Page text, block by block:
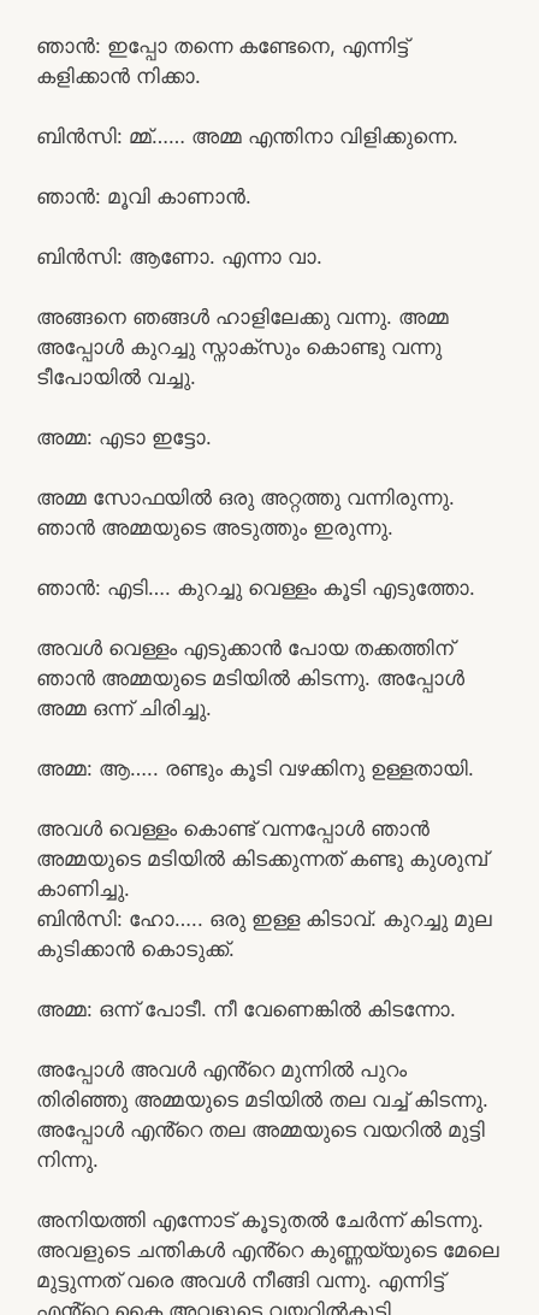
ഞാൻ: ഇപ്പോ തന്നെ കണ്ടേനെ, എന്നിട്ട്
കളിക്കാൻ നിക്കാ.
ബിൻസി: മ്മ്…… അമ്മ എന്തിനാ വിളിക്കുന്നെ.
ഞാൻ: മൂവി കാണാൻ.
ബിൻസി: ആണോ. എന്നാ വാ.
അങ്ങനെ ഞങ്ങൾ ഹാളിലേക്കു വന്നു. അമ്മ
അപ്പോൾ കുറച്ചു സ്നാക്സും കൊണ്ടു വന്നു
ടീപോയിൽ വച്ചു.
അമ്മ: എടാ ഇട്ടോ.
അമ്മ സോഫയിൽ ഒരു അറ്റത്തു വന്നിരുന്നു.
ഞാൻ അമ്മയുടെ അടുത്തും ഇരുന്നു.
ഞാൻ: എടി…. കുറച്ചു വെള്ളം കൂടി എടുത്തോ.
അവൾ വെള്ളം എടുക്കാൻ പോയ തക്കത്തിന്
ഞാൻ അമ്മയുടെ മടിയിൽ കിടന്നു. അപ്പോൾ
അമ്മ ഒന്ന് ചിരിച്ചു.
അമ്മ: ആ….. രണ്ടും കൂടി വഴക്കിനു ഉള്ളതായി.
അവൾ വെള്ളം കൊണ്ട് വന്നപ്പോൾ ഞാൻ
അമ്മയുടെ മടിയിൽ കിടക്കുന്നത് കണ്ടു കുശുമ്പ്
കാണിച്ചു.
ബിൻസി: ഹോ….. ഒരു ഇള്ള കിടാവ്. കുറച്ചു മുല
കുടിക്കാൻ കൊടുക്ക്.
അമ്മ: ഒന്ന് പോടീ. നീ വേണെങ്കിൽ കിടന്നോ.
അപ്പോൾ അവൾ എൻ്റെ മുന്നിൽ പുറം
തിരിഞ്ഞു അമ്മയുടെ മടിയിൽ തല വച്ച് കിടന്നു.
അപ്പോൾ എൻ്റെ തല അമ്മയുടെ വയറിൽ മുട്ടി
നിന്നു.
അനിയത്തി എന്നോട് കൂടുതൽ ചേർന്ന് കിടന്നു.
അവളുടെ ചന്തികൾ എൻ്റെ കുണ്ണയ്യുടെ മേലെ
മുട്ടുന്നത് വരെ അവൾ നീങ്ങി വന്നു. എന്നിട്ട്
എൻ്റെ കൈ അവളുടെ വയറിൽകൂടി